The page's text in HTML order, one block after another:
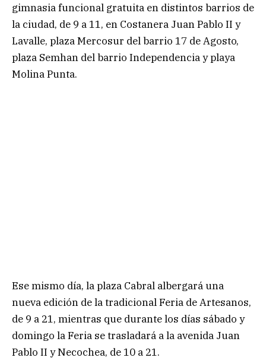
gimnasia funcional gratuita en distintos barrios de
la ciudad, de 9 a 11, en Costanera Juan Pablo II y
Lavalle, plaza Mercosur del barrio 17 de Agosto,
plaza Semhan del barrio Independencia y playa
Molina Punta.
Ese mismo día, la plaza Cabral albergará una
nueva edición de la tradicional Feria de Artesanos,
de 9 a 21, mientras que durante los días sábado y
domingo la Feria se trasladará a la avenida Juan
Pablo II y Necochea, de 10 a 21.